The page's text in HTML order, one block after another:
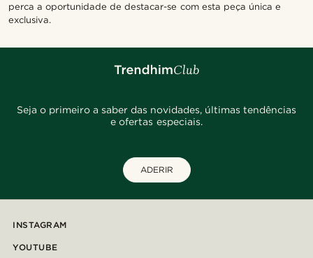
perca a oportunidade de destacar-se com esta peça única e
exclusiva.
Seja o primeiro a saber das novidades, últimas tendências
e ofertas especiais.
ADERIR
INSTAGRAM
YOUTUBE